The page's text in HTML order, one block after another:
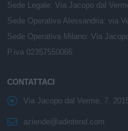
Sede Legale: Via Jacopo dal
Sede Operativa Alessandria: via
Sede Operativa Milano: Via
P.iva 02357550066
CONTATTACI
Via Jacopo dal Verme, 7,
aziende@adintend.com